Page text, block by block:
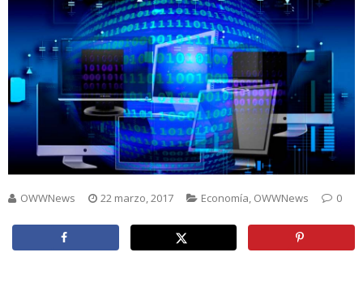
OWWNews 22 marzo, 2017 Economía, OWWNews 0